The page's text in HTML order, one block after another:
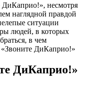
несмотря
наглядной правдой
ситуации
людей, в которых
в чем
«Звоните ДиКаприо!»
ДиКаприо!»